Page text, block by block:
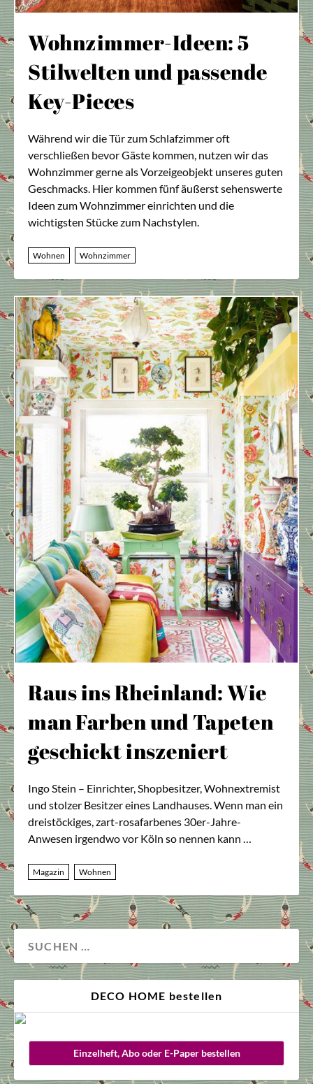
Wohnzimmer-Ideen: 5
Stilwelten und passende
Key-Pieces
Während wir die Tür zum Schlafzimmer oft
verschließen bevor Gäste kommen, nutzen wir das
Wohnzimmer gerne als Vorzeigeobjekt unseres guten
Geschmacks. Hier kommen fünf äußerst sehenswerte
Ideen zum Wohnzimmer einrichten und die
wichtigsten Stücke zum Nachstylen.
Wohnen Wohnzimmer
Raus ins Rheinland: Wie
man Farben und Tapeten
geschickt inszeniert
Ingo Stein – Einrichter, Shopbesitzer, Wohnextremist
und stolzer Besitzer eines Landhauses. Wenn man ein
dreistöckiges, zart-rosafarbenes 30er-Jahre-
Anwesen irgendwo vor Köln so nennen kann …
Magazin Wohnen
DECO HOME bestellen
Einzelheft, Abo oder E-Paper bestellen